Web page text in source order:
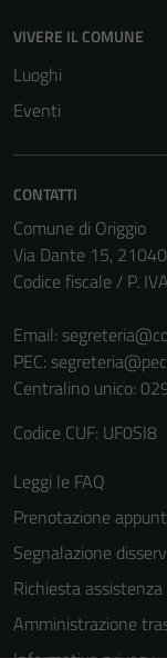
VIVERE IL COMUNE
Luoghi
Eventi
CONTATTI
Comune di Origgio
Via Dante 15,
Codice fiscale / P.
Email:
PEC:
Centralino unico:
Codice CUF: UF0SI8
Leggi le FAQ
Prenotazione
Segnalazione
Richiesta assistenza
Amministrazione